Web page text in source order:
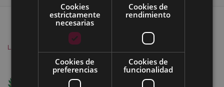
MAPA DEL SITIO
ACCESIBILIDAD
SOBRE NOSOTROS
AVISO
LEGAL
Ego Ibarra Batzordea - Eibarko Udala
Untzaga Plaza - 20600 Eibar
Cookies
estrictamente
necesarias
Cookies de
rendimiento
Cookies de
preferencias
Cookies de
funcionalidad